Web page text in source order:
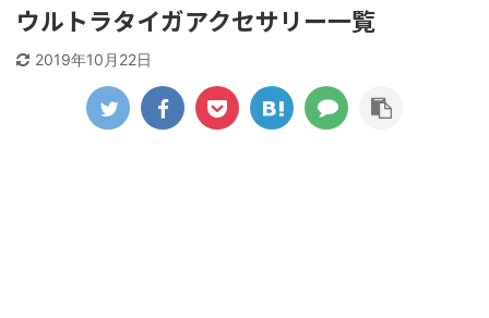
ウルトラタイガアクセサリー一覧
2019年10月22日